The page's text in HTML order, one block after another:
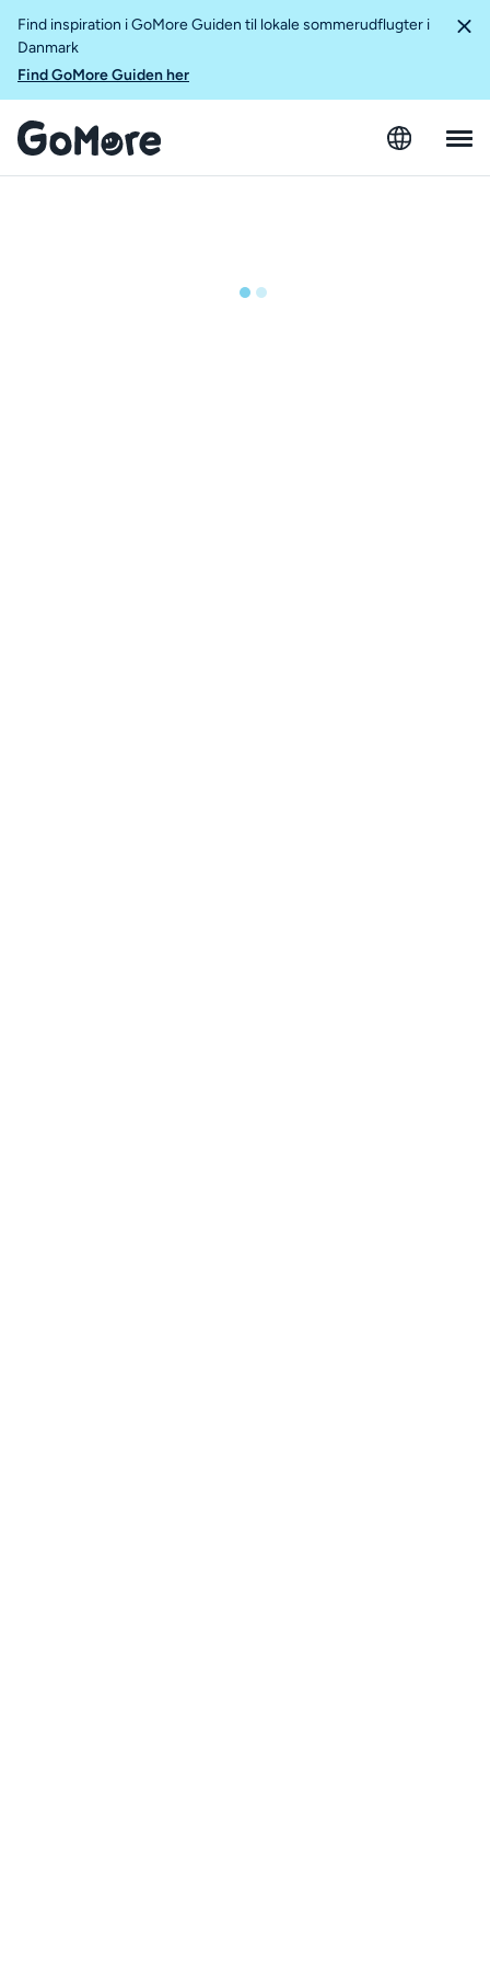
Find inspiration i GoMore Guiden til lokale sommerudflugter i
Danmark
Find GoMore Guiden her